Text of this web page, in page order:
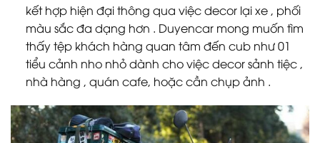
kết hợp hiện đại thông qua việc decor lại xe , phối
màu sắc đa dạng hơn . Duyencar mong muốn tìm
thấy tệp khách hàng quan tâm đến cub như 01
tiểu cảnh nho nhỏ dành cho việc decor sảnh tiệc ,
nhà hàng , quán cafe, hoặc cần chụp ảnh .